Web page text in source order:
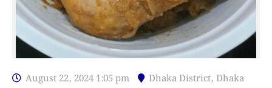
August 22, 2024 1:05 pm Dhaka District, Dhaka